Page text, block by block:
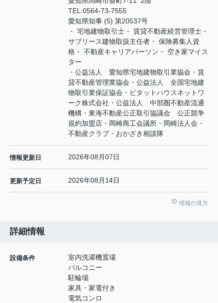
TEL:0564-73-7555
愛知県知事 (5) 第20537号
・ 宅地建物取引士・ 賃貸不動産経営管理士・
サブリース建物取扱主任者・ 保険募集人資
格・ 不動産キャリアパーソン・ 空き家マイス
ター
・公益法人 愛知県宅地建物取引業協会・賃
貸不動産管理業協会・公益法人 全国宅地建
物取引業保証協会・ピタットハウスネットワ
ーク株式会社・公益法人 中部圏不動産流通
機構・東海不動産公正取引協議会 公正競争
規約加盟店・岡崎商工会議所・岡崎法人会・
不動産クラブ・おかざき相談隊
情報更新日 2026年08月07日
更新予定日 2026年08月14日
情報の見方
詳細情報
設備条件
室内洗濯機置場
バルコニー
駐輪場
家具・家電付き
電気コンロ